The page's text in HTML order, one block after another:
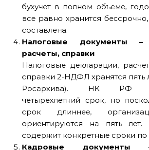
бухучет в полном объеме,
все равно хранится
составлена.
Налоговые документы –
расчеты, справки
Налоговые декларации,
справки 2-НДФЛ хранятся пять
Росархива). НК РФ
четырехлетний срок, но
срок длиннее,
ориентируются на пять
содержит конкретные сроки
Кадровые документы